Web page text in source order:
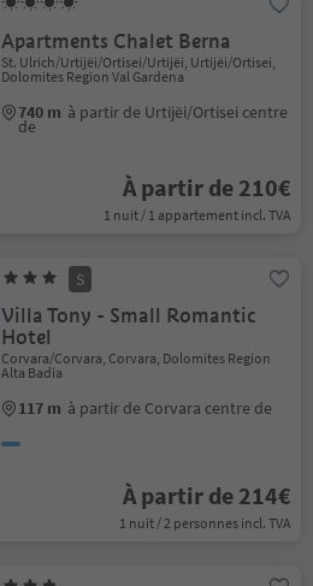
Apartments Chalet Berna
St. Ulrich/Urtijëi/Ortisei/Urtijëi, Urtijëi/Ortisei,
Dolomites Region Val Gardena
740 m à partir de Urtijëi/Ortisei centre
de
À partir de 210€
1 nuit / 1 appartement incl. TVA
S
Villa Tony - Small Romantic
Hotel
Corvara/Corvara, Corvara, Dolomites Region
Alta Badia
117 m à partir de Corvara centre de
À partir de 214€
1 nuit / 2 personnes incl. TVA